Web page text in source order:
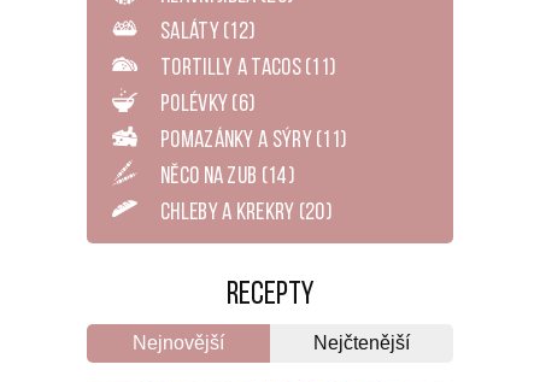
Saláty(12)
Tortilly a tacos(11)
Polévky(6)
Pomazánky a sýry(11)
Něco na zub (14)
Chleby a krekry (20)
Recepty
Nejnovější Nejčtenější